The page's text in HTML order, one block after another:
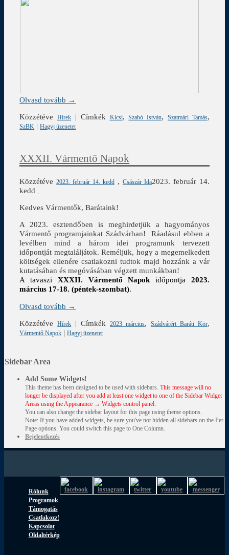
Olvasd tovább →
Közzétéve
Hírek | Címkék Kicsi,Szabó István,Szatmári Tamás,
SzBK |Hagyj üzenetet
XXXII. Vármentő Napok
Közzétéve2023. február 14. kedd , Császár Ida2023. február 14.
kedd
Kedves Vármentők, Barátaink!
A 2023. esztendőben is meghirdetjük a hagyományos
Vármentő programjainkat Szádvárban! Ráadásul ebben a
levélben mind a három idei programunk tervezett
időpontját megtaláljátok. Reméljük, hogy a megemelkedett
költségek ellenére csatlakozni tudtok majd hozzánk a vár
kutatásában és megóvásában végzett munkákban!
A tavaszi XXXII. Vármentő Napokidőpontja 2023.
március 17-18. (péntek-szombat).
Olvasd tovább →
Közzétéve
Hírek |Címkék 2023 március, Szádvárért Baráti Kör,
Vármentő Napok |Hagyj üzenetet
Sidebar Area
Add Some Widgets!
This theme has been designed to be used with sidebars. This message will no
longer be displayed after you add at least one widget to one of the Sidebar Widget
Areas using the Appearance → Widgets control panel.
You can also change the sidebar layout for this page using theme options.
Note: If you have added widgets, be sure you've not hidden all sidebars on the Per
Page options. You could switch this page to One Column.
Bejelentkezés
Rólunk
Programok
Támogatás
Csatlakozz!
Kapcsolat
Oldaltérkép